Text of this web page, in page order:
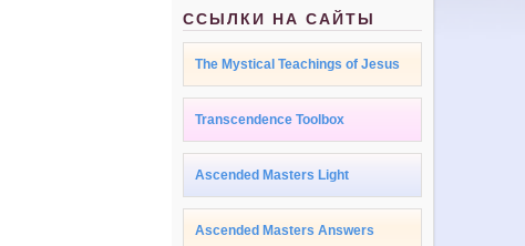
ССЫЛКИ НА САЙТЫ
The Mystical Teachings of Jesus
Transcendence Toolbox
Ascended Masters Light
Ascended Masters Answers